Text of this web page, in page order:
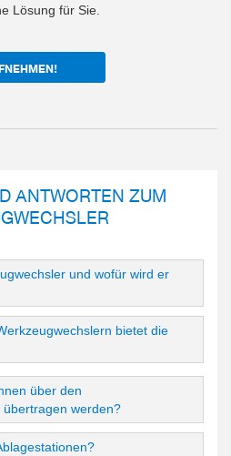
Lösung für Sie.
ANTWORTEN ZUM
und wofür wird er
bietet die
über den
werden?